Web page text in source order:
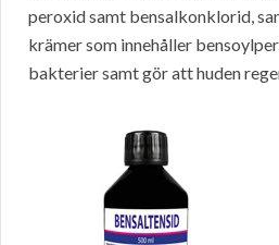
peroxid samt bensalkonklorid,
krämer som innehåller
bakterier samt gör att huden